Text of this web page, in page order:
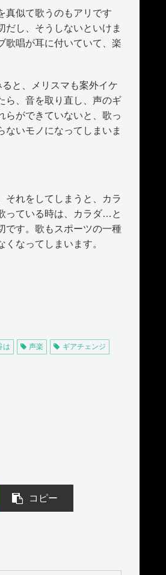
真似て歌うのもアリです
だし、そうしないといけま
歌唱が耳に付いていて、楽
と、メリスマも案外イケ
ら、音を取り直し、声のギ
らができていないと、歌っ
ないモノになってしまいま
れをしてしまうと、カラ
っている時は、カラダ…と
です。歌もスポーツの一種
なってしまいます。
は 声楽
ギアチェンジ
コピー